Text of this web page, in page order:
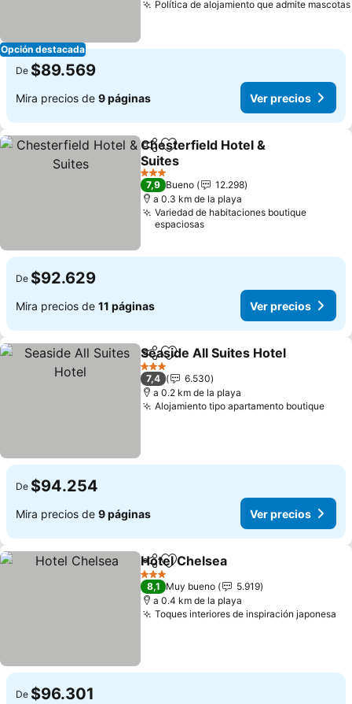
Opción destacada
Política de alojamiento que admite mascotas
De $89.569
Mira precios de 9 páginas Ver precios
CompartirAgregar a favoritos
Chesterfield Hotel &
Suites
Ver precios
3 Estrellas
7,9 Bueno
12.298
a 0.3 km de la playa
Variedad de habitaciones boutique
espaciosas
De $92.629
Mira precios de 11 páginas Ver precios
CompartirAgregar a favoritos
Seaside All Suites Hotel
3 Estrellas
7,4
6.530
a 0.2 km de la playa
Alojamiento tipo apartamento boutiqueVer
De $94.254
Mira precios de 9 páginas Ver precios
CompartirAgregar a favoritos
Hotel Chelsea
3 Estrellas
8,1 Muy bueno
5.919
a 0.4 km de la playa
Toques interiores de inspiración japonesa
De $96.301